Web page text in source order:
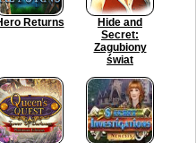
Returns
Hide and
Secret:
Zagubiony
świat